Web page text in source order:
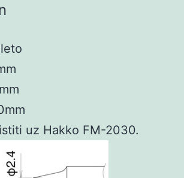
uz Hakko FM-2030.